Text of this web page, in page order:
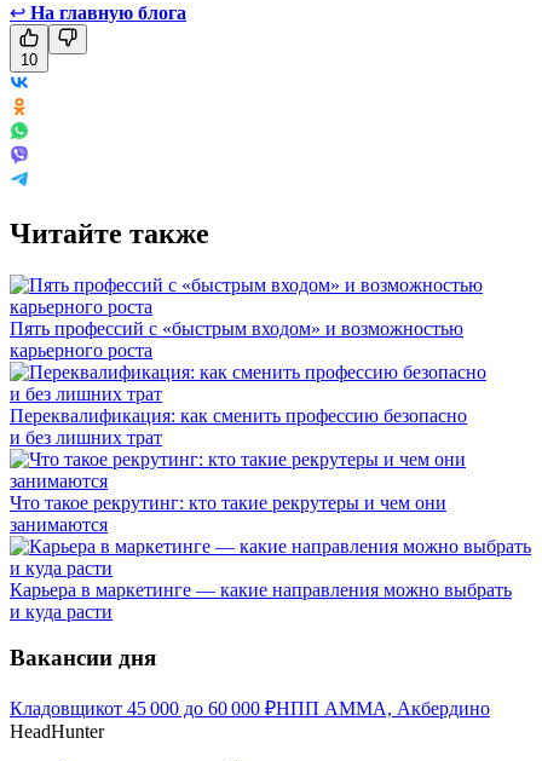
↩ На главную блога
10
Читайте также
Пять профессий с «быстрым входом» и возможностью
карьерного роста
Переквалификация: как сменить профессию безопасно
и без лишних трат
Что такое рекрутинг: кто такие рекрутеры и чем они
занимаются
Карьера в маркетинге — какие направления можно выбрать
и куда расти
Вакансии дня
Кладовщикот 45 000 до 60 000 ₽НПП АММА, Акбердино
HeadHunter